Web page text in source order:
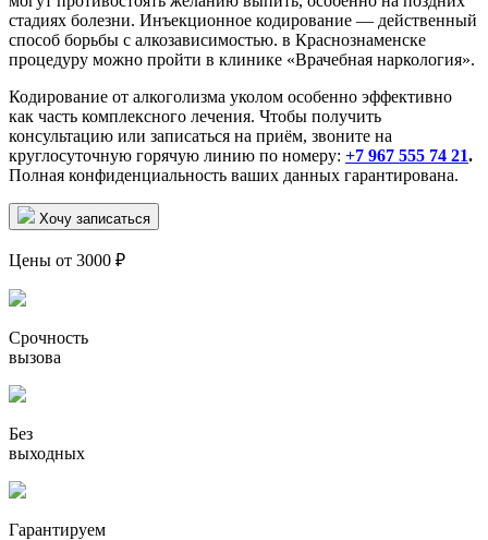
стадиях болезни. Инъекционное кодирование — действенный
способ борьбы с алкозависимостью. в Краснознаменске
процедуру можно пройти в клинике «Врачебная наркология».
Кодирование от алкоголизма уколом особенно эффективно
как часть комплексного лечения. Чтобы получить
консультацию или записаться на приём, звоните на
круглосуточную горячую линию по номеру: +7 967 555 74 21.
Полная конфиденциальность ваших данных гарантирована.
Хочу записаться
Цены от 3000 ₽
Срочность
вызова
Без
выходных
Гарантируем